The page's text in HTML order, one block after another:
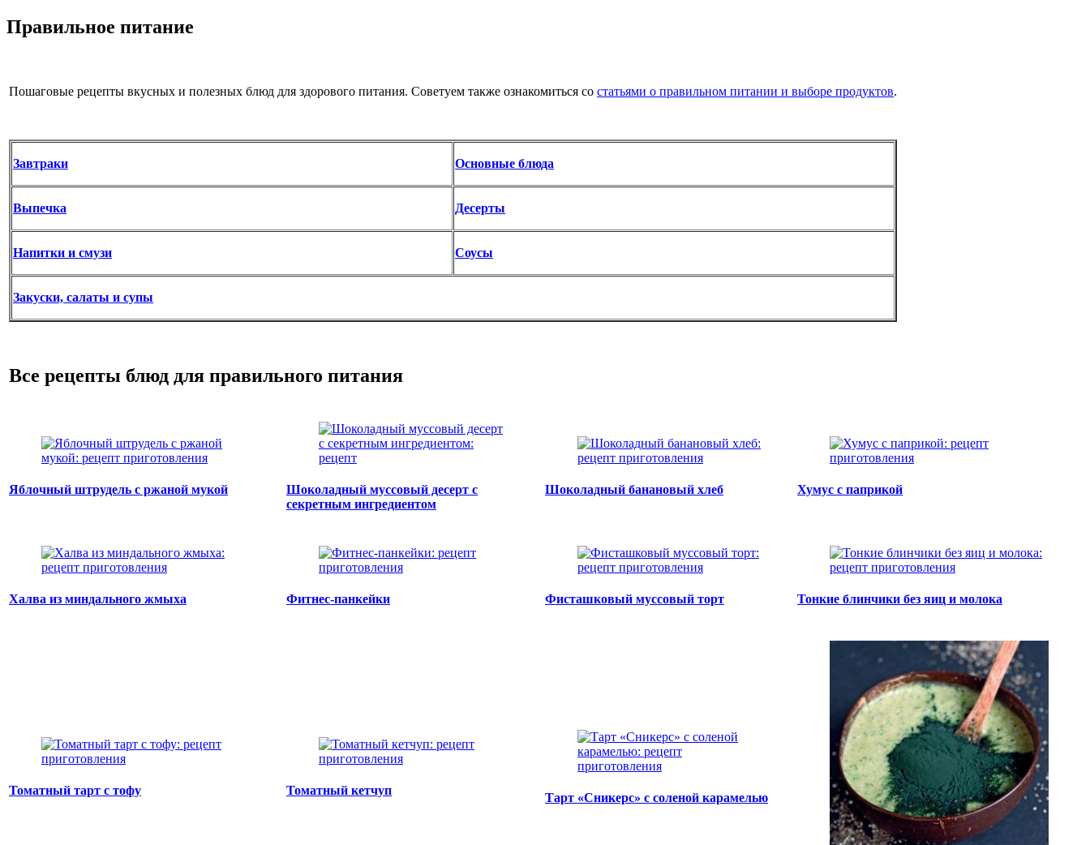
Правильное питание
Пошаговые рецепты вкусных и полезных блюд для здорового питания. Советуем также ознакомиться со статьями о правильном питании и выборе продуктов.
Завтраки Основные блюда
Выпечка Десерты
Напитки и смузи Соусы
Закуски, салаты и супы
Все рецепты блюд для правильного питания
Яблочный штрудель с ржаной мукой
Шоколадный муссовый десерт с
секретным ингредиентом
Шоколадный банановый хлеб Хумус с паприкой
Халва из миндального жмыха Фитнес-панкейки Фисташковый муссовый торт Тонкие блинчики без яиц и молока
Томатный тарт с тофу Томатный кетчуп
Тарт «Сникерс» с соленой карамелью